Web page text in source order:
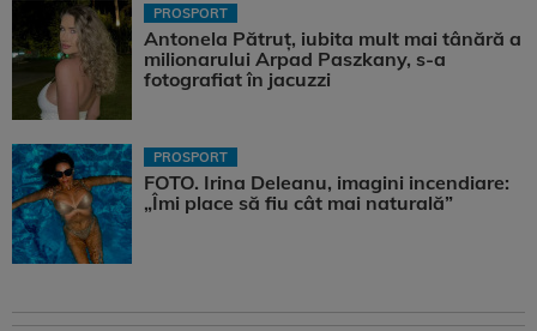
PROSPORT
Antonela Pătruț, iubita mult mai tânără a
milionarului Arpad Paszkany, s-a
fotografiat în jacuzzi
PROSPORT
FOTO. Irina Deleanu, imagini incendiare:
„Îmi place să fiu cât mai naturală”